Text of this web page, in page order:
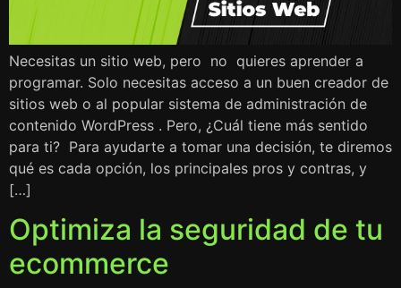
Necesitas un sitio web, pero no quieres aprender a
programar. Solo necesitas acceso a un buen creador de
sitios web o al popular sistema de administración de
contenido WordPress . Pero, ¿Cuál tiene más sentido
para ti? Para ayudarte a tomar una decisión, te diremos
qué es cada opción, los principales pros y contras, y
[…]
Optimiza la seguridad de tu
ecommerce